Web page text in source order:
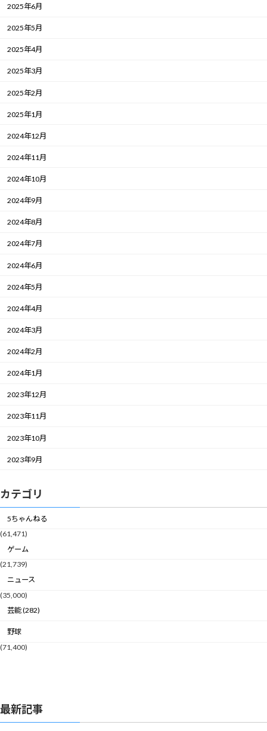
2025年6月
2025年5月
2025年4月
2025年3月
2025年2月
2025年1月
2024年12月
2024年11月
2024年10月
2024年9月
2024年8月
2024年7月
2024年6月
2024年5月
2024年4月
2024年3月
2024年2月
2024年1月
2023年12月
2023年11月
2023年10月
2023年9月
カテゴリ
5ちゃんねる
(61,471)
ゲーム
(21,739)
ニュース
(35,000)
芸能 (282)
野球
(71,400)
最新記事